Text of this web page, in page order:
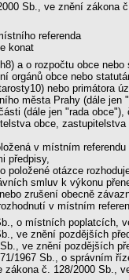
Sb., ve znění zákona
referenda
konat
a o rozpočtu obce nebo
orgánů obce nebo
nebo primátora
města Prahy (dále
(dále jen "rada
obce,
v místním
předpisy,
položené otázce
smluv k výkonu
zrušení obecně
v místním
o místních poplatcích,
ve znění pozdějších
ve znění pozdějších
1967 Sb., o správním
zákona č. 128/2000 Sb.,